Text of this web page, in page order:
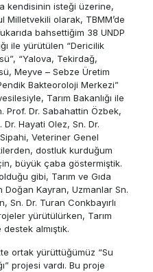
kendisinin isteği üzerine,
olarak, TBMM’de
bahsettiğim 38 UNDP
ile yürütülen “Dericilik
“Yalova, Tekirdağ,
Meyve – Sebze Üretim
Bakteoroloji Merkezi”
Tarım Bakanlığı ile
Prof. Dr. Sabahattin Özbek,
Hayati Olez, Sn. Dr.
Veteriner Genel
dostluk kurduğum
büyük çaba göstermiştik.
gibi, Tarım ve Gıda
Doğan Kayran, Uzmanlar Sn.
Sn. Dr. Turan Conkbayırlı
yürütülürken, Tarım
almıştık.
ortak yürüttüğümüz “Su
projesi vardı. Bu proje